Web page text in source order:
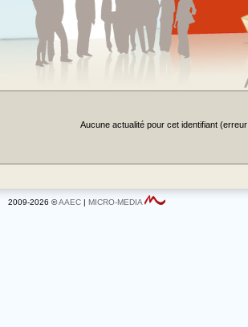
Aucune actualité pour cet identifiant (erreur
2009-2026 ©AAEC | MICRO-MEDIA